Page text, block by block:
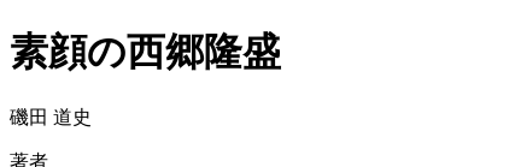
素顔の西郷隆盛
磯田 道史
著者